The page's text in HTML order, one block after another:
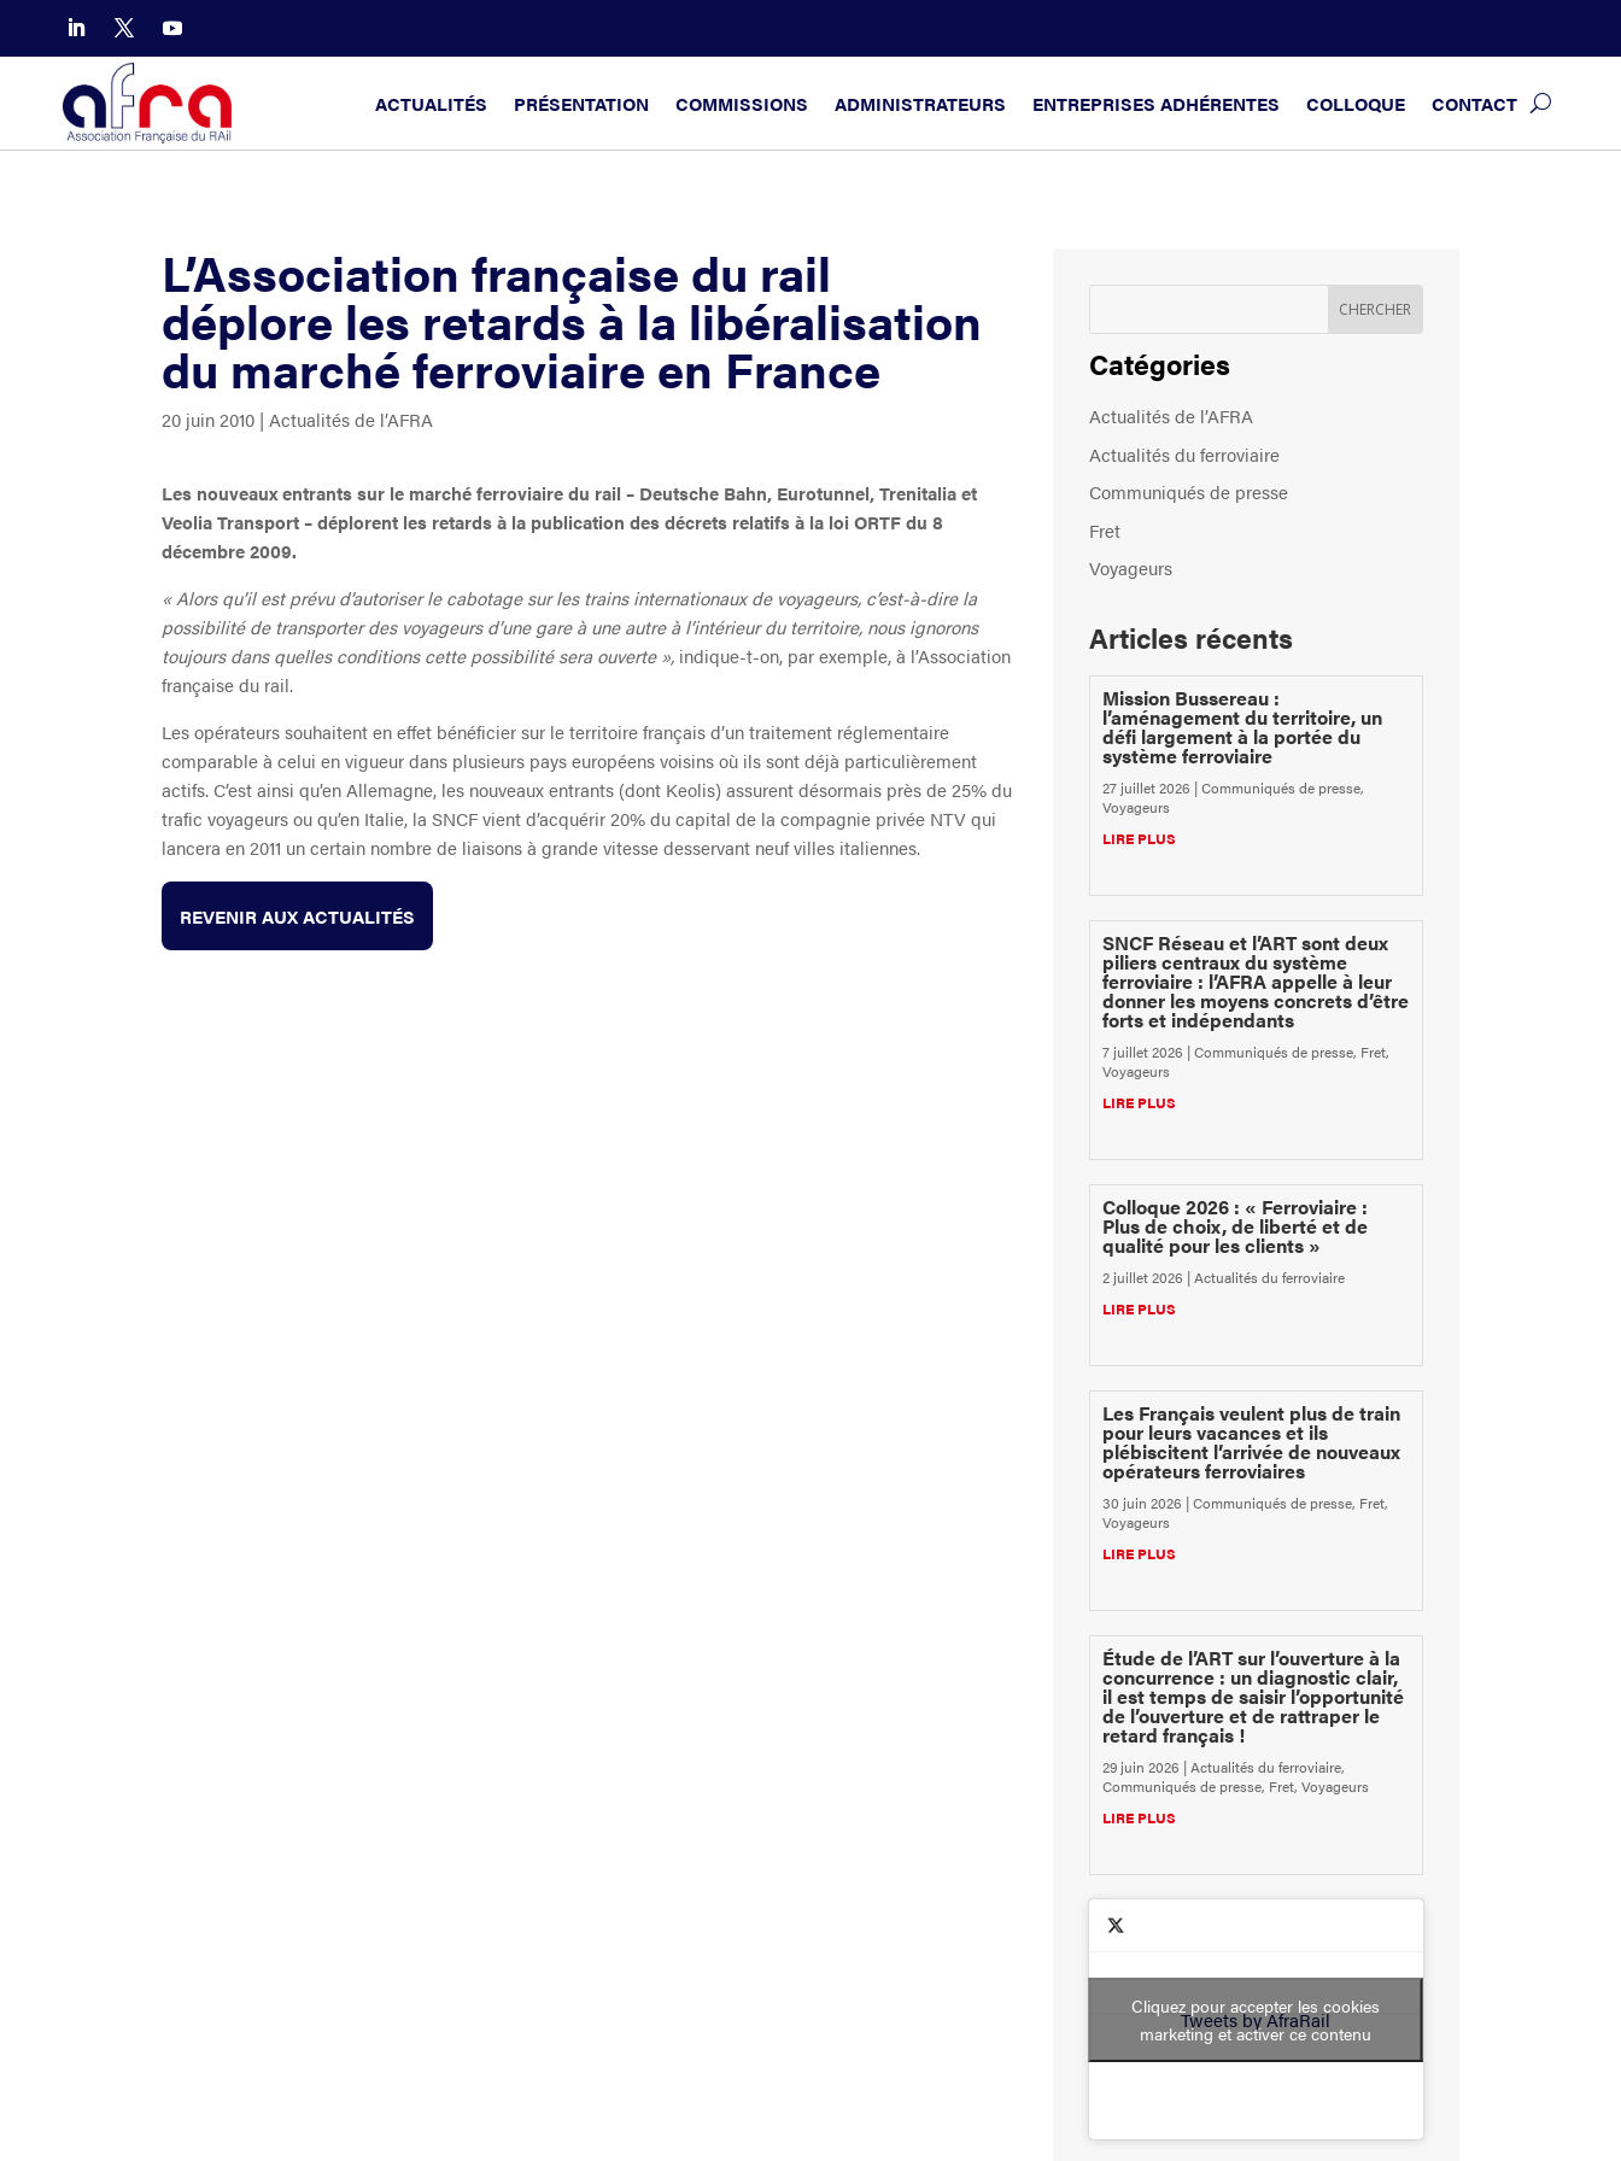
ACTUALITÉS PRÉSENTATION COMMISSIONS ADMINISTRATEURS ENTREPRISES ADHÉRENTES COLLOQUE CONTACT
L’Association française du rail
déplore les retards à la libéralisation
du marché ferroviaire en France
20 juin 2010 | Actualités de l’AFRA
Les nouveaux entrants sur le marché ferroviaire du rail – Deutsche Bahn, Eurotunnel, Trenitalia et
Veolia Transport – déplorent les retards à la publication des décrets relatifs à la loi ORTF du 8
décembre 2009.
« Alors qu’il est prévu d’autoriser le cabotage sur les trains internationaux de voyageurs, c’est-à-dire la
possibilité de transporter des voyageurs d’une gare à une autre à l’intérieur du territoire, nous ignorons
toujours dans quelles conditions cette possibilité sera ouverte », indique-t-on, par exemple, à l’Association
française du rail.
Les opérateurs souhaitent en effet bénéficier sur le territoire français d’un traitement réglementaire
comparable à celui en vigueur dans plusieurs pays européens voisins où ils sont déjà particulièrement
actifs. C’est ainsi qu’en Allemagne, les nouveaux entrants (dont Keolis) assurent désormais près de 25% du
trafic voyageurs ou qu’en Italie, la SNCF vient d’acquérir 20% du capital de la compagnie privée NTV qui
lancera en 2011 un certain nombre de liaisons à grande vitesse desservant neuf villes italiennes.
REVENIR AUX ACTUALITÉS
Catégories
Actualités de l’AFRA
Actualités du ferroviaire
Communiqués de presse
Fret
Voyageurs
Articles récents
Mission Bussereau :
l’aménagement du territoire, un
défi largement à la portée du
système ferroviaire
27 juillet 2026 |Communiqués de presse,
Voyageurs
LIRE PLUS
SNCF Réseau et l’ART sont deux
piliers centraux du système
ferroviaire : l’AFRA appelle à leur
donner les moyens concrets d’être
forts et indépendants
7 juillet 2026 |Communiqués de presse, Fret,
Voyageurs
LIRE PLUS
Colloque 2026 : « Ferroviaire :
Plus de choix, de liberté et de
qualité pour les clients »
2 juillet 2026 |Actualités du ferroviaire
LIRE PLUS
Les Français veulent plus de train
pour leurs vacances et ils
plébiscitent l’arrivée de nouveaux
opérateurs ferroviaires
30 juin 2026 |Communiqués de presse, Fret,
Voyageurs
LIRE PLUS
Étude de l’ART sur l’ouverture à la
concurrence : un diagnostic clair,
il est temps de saisir l’opportunité
de l’ouverture et de rattraper le
retard français !
29 juin 2026 |Actualités du ferroviaire,
Communiqués de presse, Fret, Voyageurs
LIRE PLUS
Tweets by AfraRail
Cliquez pour accepter les cookies
marketing et activer ce contenu